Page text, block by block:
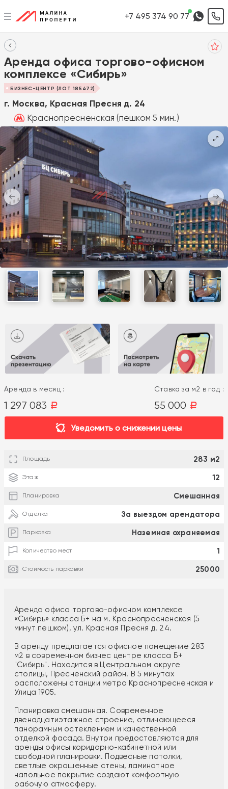
+7 495 374 90 77
Аренда офиса торгово-офисном
комплексе «Сибирь»
БИЗНЕС-ЦЕНТР (ЛОТ 185472)
г. Москва, Красная Пресня д. 24
Краснопресненская (пешком 5 мин.)
Аренда в месяц :
1 297 083 a
Ставка за м2 в год :
55 000 a
Уведомить о снижении цены
Площадь 283 м2
Этаж 12
Планировка Смешанная
Отделка За выездом арендатора
Парковка Наземная охраняемая
Количество мест 1
Стоимость парковки 25000
Аренда офиса торгово-офисном комплексе
«Сибирь» класса Б+ на м. Краснопресненская (5
минут пешком), ул. Красная Пресня д. 24.
В аренду предлагается офисное помещение 283
м2 в современном бизнес центре класса Б+
"Сибирь". Находится в Центральном округе
столицы, Пресненский район. В 5 минутах
расположены станции метро Краснопресненская и
Улица 1905.
Планировка смешанная. Современное
двенадцатиэтажное строение, отличающееся
панорамным остеклением и качественной
отделкой фасада. Внутри предоставляются для
аренды офисы коридорно-кабинетной или
свободной планировки. Подвесные потолки,
светлые окрашенные стены, ламинатное
напольное покрытие создают комфортную
рабочую атмосферу.